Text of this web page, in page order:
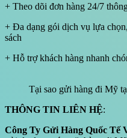
+ Theo dõi đơn hàng 24/7
+ Đa dạng gói dịch vụ lựa
sách
+ Hỗ trợ khách hàng nhanh
Tại sao gửi hàng đi Mỹ
THÔNG TIN LIÊN HỆ:
Công Ty Gửi Hàng Quốc Tế